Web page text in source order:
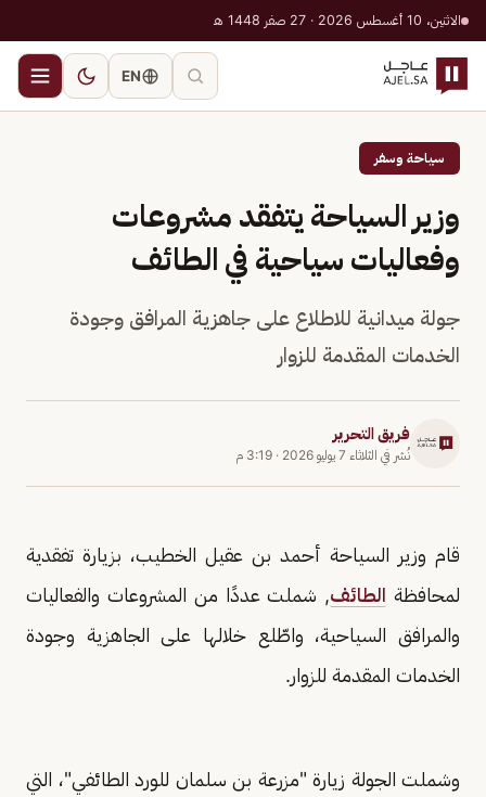
الاثنين، 10 أغسطس 2026 · 27 صفر 1448 هـ
EN
سياحة وسفر
وزير السياحة يتفقد مشروعات
وفعاليات سياحية في الطائف
جولة ميدانية للاطلاع على جاهزية المرافق وجودة
الخدمات المقدمة للزوار
فريق التحرير
نُشر في الثلاثاء 7 يوليو 2026 · 3:19 م
قام وزير السياحة أحمد بن عقيل الخطيب، بزيارة تفقدية
لمحافظة الطائف, شملت عددًا من المشروعات والفعاليات
والمرافق السياحية، واطّلع خلالها على الجاهزية وجودة
الخدمات المقدمة للزوار.
وشملت الجولة زيارة "مزرعة بن سلمان للورد الطائفي"، التي